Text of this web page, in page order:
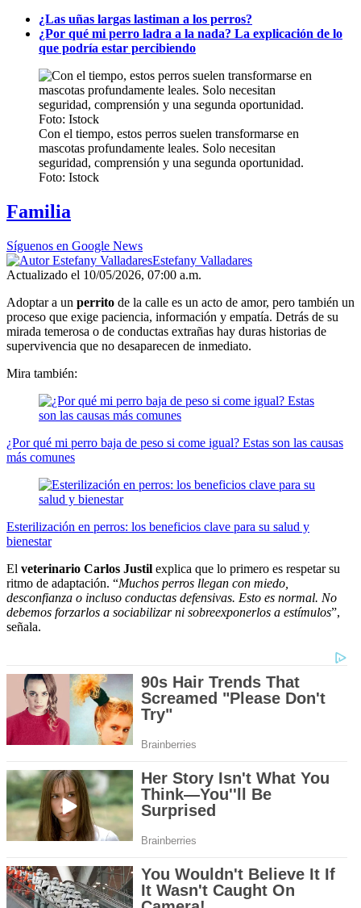
¿Las uñas largas lastiman a los perros?
¿Por qué mi perro ladra a la nada? La explicación de lo
que podría estar percibiendo
Con el tiempo, estos perros suelen transformarse en
mascotas profundamente leales. Solo necesitan
seguridad, comprensión y una segunda oportunidad.
Foto: Istock
Familia
Síguenos en Google News
Estefany Valladares
Actualizado el 10/05/2026, 07:00 a.m.
Adoptar a un perrito de la calle es un acto de amor, pero también un
proceso que exige paciencia, información y empatía. Detrás de su
mirada temerosa o de conductas extrañas hay duras historias de
supervivencia que no desaparecen de inmediato.
Mira también:
¿Por qué mi perro baja de peso si come igual? Estas son las causas
más comunes
Esterilización en perros: los beneficios clave para su salud y
bienestar
El veterinario Carlos Justil explica que lo primero es respetar su
ritmo de adaptación. “Muchos perros llegan con miedo,
desconfianza o incluso conductas defensivas. Esto es normal. No
debemos forzarlos a sociabilizar ni sobreexponerlos a estímulos”,
señala.